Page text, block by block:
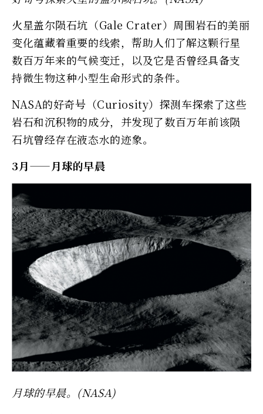
火星盖尔陨石坑（Gale Crater）周围岩石的美丽
变化蕴藏着重要的线索，帮助人们了解这颗行星
数百万年来的气候变迁，以及它是否曾经具备支
持微生物这种小型生命形式的条件。
NASA的好奇号（Curiosity）探测车探索了这些
岩石和沉积物的成分，并发现了数百万年前该陨
石坑曾经存在液态水的迹象。
3月——月球的早晨
月球的早晨。(NASA)